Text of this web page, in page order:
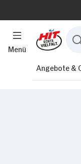
Menü
Angebote &